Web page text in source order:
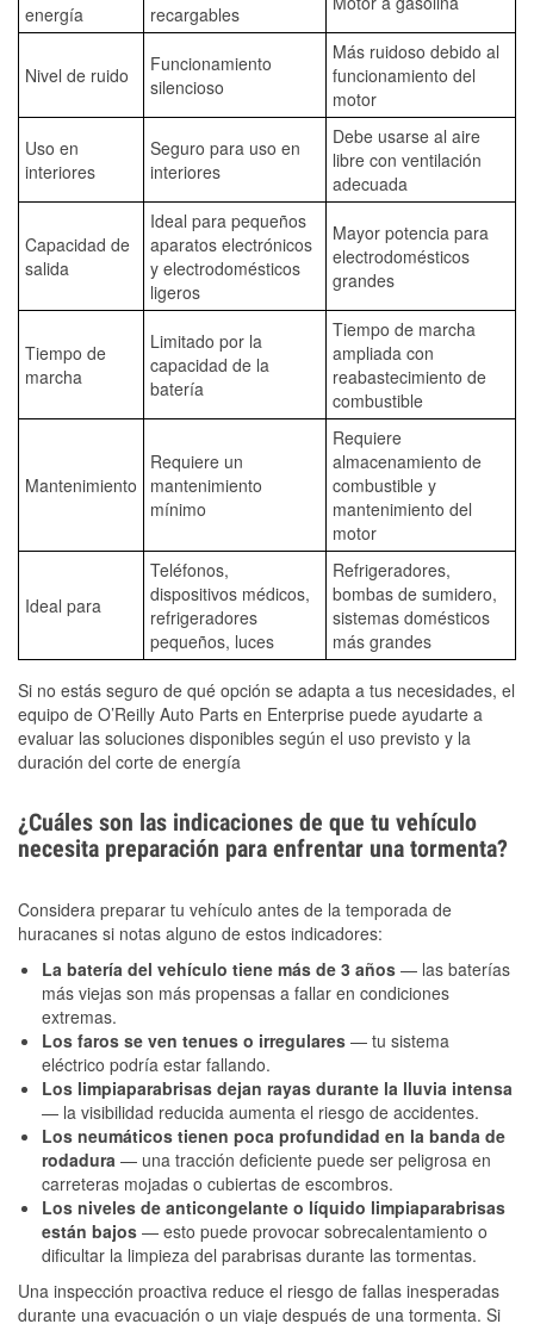
energía
recargables
Nivel de ruido
Funcionamiento
silencioso
Más ruidoso debido al
funcionamiento del
motor
Uso en
interiores
Seguro para uso en
interiores
Debe usarse al aire
libre con ventilación
adecuada
Capacidad de
salida
Ideal para pequeños
aparatos electrónicos
y electrodomésticos
ligeros
Mayor potencia para
electrodomésticos
grandes
Tiempo de
marcha
Limitado por la
capacidad de la
batería
Tiempo de marcha
ampliada con
reabastecimiento de
combustible
Mantenimiento
Requiere un
mantenimiento
mínimo
Requiere
almacenamiento de
combustible y
mantenimiento del
motor
Ideal para
Teléfonos,
dispositivos médicos,
refrigeradores
pequeños, luces
Refrigeradores,
bombas de sumidero,
sistemas domésticos
más grandes
Si no estás seguro de qué opción se adapta a tus necesidades, el
equipo de O’Reilly Auto Parts en Enterprise puede ayudarte a
evaluar las soluciones disponibles según el uso previsto y la
duración del corte de energía
¿Cuáles son las indicaciones de que tu vehículo
necesita preparación para enfrentar una tormenta?
Considera preparar tu vehículo antes de la temporada de
huracanes si notas alguno de estos indicadores:
La batería del vehículo tiene más de 3 años — las baterías
más viejas son más propensas a fallar en condiciones
extremas.
Los faros se ven tenues o irregulares — tu sistema
eléctrico podría estar fallando.
Los limpiaparabrisas dejan rayas durante la lluvia intensa
— la visibilidad reducida aumenta el riesgo de accidentes.
Los neumáticos tienen poca profundidad en la banda de
rodadura — una tracción deficiente puede ser peligrosa en
carreteras mojadas o cubiertas de escombros.
Los niveles de anticongelante o líquido limpiaparabrisas
están bajos — esto puede provocar sobrecalentamiento o
dificultar la limpieza del parabrisas durante las tormentas.
Una inspección proactiva reduce el riesgo de fallas inesperadas
durante una evacuación o un viaje después de una tormenta. Si